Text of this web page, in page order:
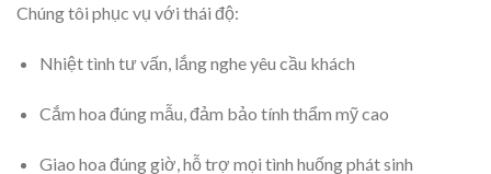
Chúng tôi phục vụ với thái độ:
Nhiệt tình tư vấn, lắng nghe yêu cầu khách
Cắm hoa đúng mẫu, đảm bảo tính thẩm mỹ cao
Giao hoa đúng giờ, hỗ trợ mọi tình huống phát sinh